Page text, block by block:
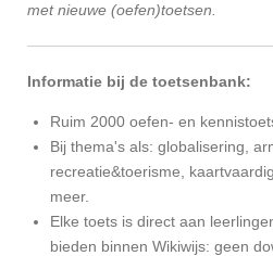
met nieuwe (oefen)toetsen.
Informatie bij de toetsenbank:
Ruim 2000 oefen- en
Bij thema's als: globalisering,
recreatie&toerisme,
meer.
Elke toets is direct aan
bieden binnen Wikiwijs: geen